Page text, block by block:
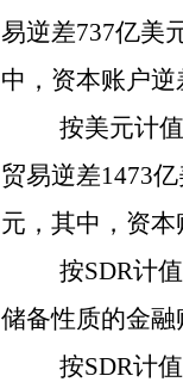
易逆差737亿美
中，资本账户逆
按美元计
贸易逆差1473
元，其中，资本
按SDR计
储备性质的金融
按SDR计